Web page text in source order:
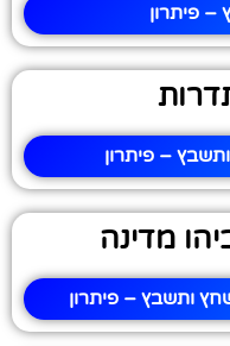
פיתרון
– פיתרון
מדינה
ותשבץ – פיתרון